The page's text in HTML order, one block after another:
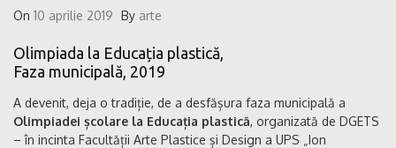
On 10 aprilie 2019 By arte
Olimpiada la Educația plastică,
Faza municipală, 2019
A devenit, deja o tradiție, de a desfășura faza municipală a
Olimpiadei școlare la Educația plastică, organizată de DGETS
– în incinta Facultății Arte Plastice și Design a UPS „Ion